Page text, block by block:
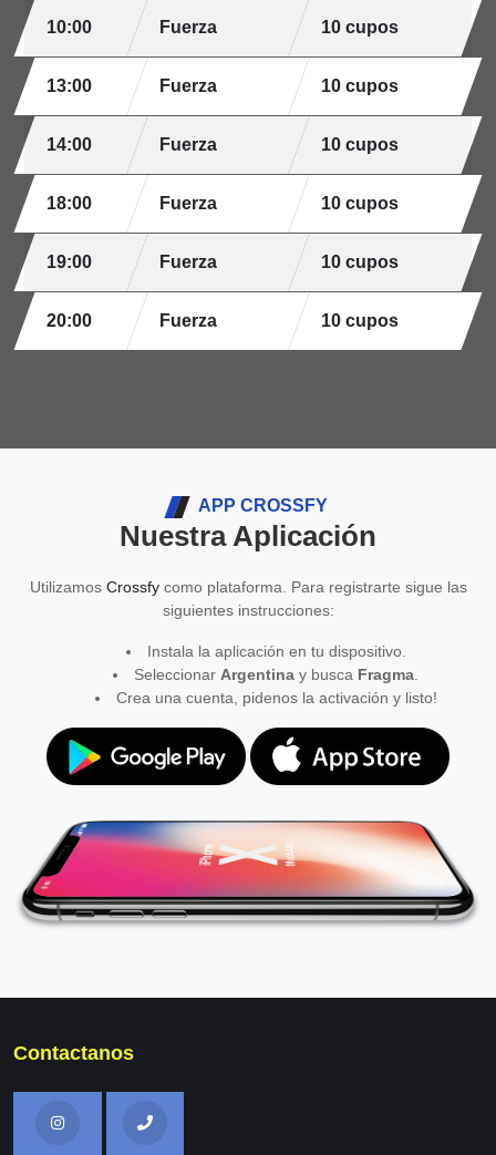
10:00 Fuerza 10 cupos
13:00 Fuerza 10 cupos
14:00 Fuerza 10 cupos
18:00 Fuerza 10 cupos
19:00 Fuerza 10 cupos
20:00 Fuerza 10 cupos
APP CROSSFY
Nuestra Aplicación
Utilizamos Crossfycomo plataforma. Para registrarte sigue las
siguientes instrucciones:
Instala la aplicación en tu dispositivo.
Seleccionar Argentina y busca Fragma
Crea una cuenta, pidenos la activación y listo!
Contactanos